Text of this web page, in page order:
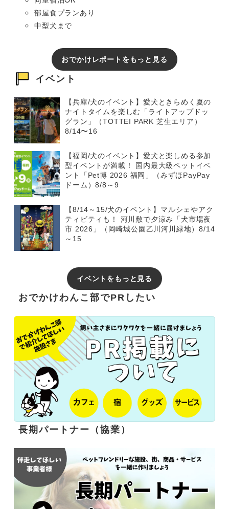
部屋食プランあり
中型犬まで
おでかけレポートをもっと見る
イベント
【兵庫/犬のイベント】愛犬ときらめく夏の
ナイトタイムを楽しむ「ライトアップドッ
グラン」（TOTTEI PARK 芝生エリア）
8/14〜16
【福岡/犬のイベント】愛犬と楽しめる参加
型イベントが満載！ 国内最大級ペットイベ
ント「Pet博 2026 福岡」（みずほPayPay
ドーム）8/8～9
【8/14～15/犬のイベント】マルシェやアク
ティビティも！ 河川敷で夕涼み「犬市場夜
市 2026」（岡崎城公園乙川河川緑地）8/14
～15
イベントをもっと見る
おでかけわんこ部でPRしたい
長期パートナー（協業）